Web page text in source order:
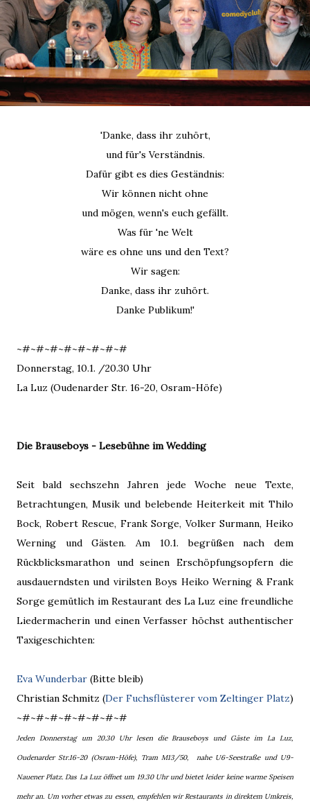
'Danke, dass ihr zuhört,
und für's Verständnis.
Dafür gibt es dies Geständnis:
Wir können nicht ohne
und mögen, wenn's euch gefällt.
Was für 'ne Welt
wäre es ohne uns und den Text?
Wir sagen:
Danke, dass ihr zuhört.
Danke Publikum!'
~#~#~#~#~#~#~#~#
Donnerstag, 10.1. /20.30 Uhr
La Luz (Oudenarder Str. 16-20, Osram-Höfe)
Die Brauseboys - Lesebühne im Wedding
Seit bald sechszehn Jahren jede Woche neue Texte,
Betrachtungen, Musik und belebende Heiterkeit mit Thilo
Bock, Robert Rescue, Frank Sorge, Volker Surmann, Heiko
Werning und Gästen. Am 10.1. begrüßen nach dem
Rückblicksmarathon und seinen Erschöpfungsopfern die
ausdauerndsten und virilsten Boys Heiko Werning & Frank
Sorge gemütlich im Restaurant des La Luz eine freundliche
Liedermacherin und einen Verfasser höchst authentischer
Taxigeschichten:
Eva Wunderbar (Bitte bleib)
Christian Schmitz (Der Fuchsflüsterer vom Zeltinger Platz)
~#~#~#~#~#~#~#~#
Jeden Donnerstag um 20.30 Uhr lesen die Brauseboys und Gäste im La Luz,
Oudenarder Str.16-20 (Osram-Höfe), Tram M13/50, nahe U6-Seestraße und U9-
Nauener Platz. Das La Luz öffnet um 19.30 Uhr und bietet leider keine warme Speisen
mehr an. Um vorher etwas zu essen, empfehlen wir Restaurants in direktem Umkreis,